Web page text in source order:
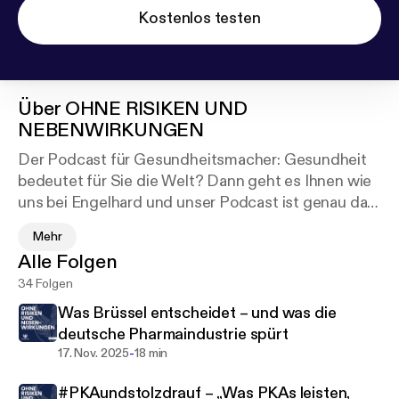
Kostenlos testen
Über OHNE RISIKEN UND
NEBENWIRKUNGEN
Der Podcast für Gesundheitsmacher: Gesundheit
bedeutet für Sie die Welt? Dann geht es Ihnen wie
uns bei Engelhard und unser Podcast ist genau das
Gesundheitsbranche, Veränderungen im Markt, der
Blick über den Tellerrand, aber auch
außergewöhnliche Geschichten und persönliche
Erfahrungen – in diese Themen tauchen wir
gemeinsam mit unseren Gästen und Experten ein.
Ein absolutes Muss für alle, die das Thema
Mehr
Alle Folgen
34 Folgen
Was Brüssel entscheidet – und was die
deutsche Pharmaindustrie spürt
17. Nov. 2025-18 min
#PKAundstolzdrauf – „Was PKAs leisten,